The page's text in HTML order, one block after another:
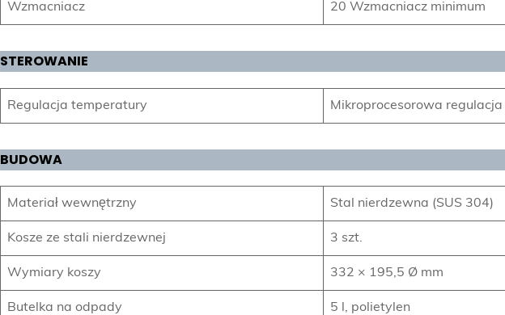
Wzmacniacz 20 Wzmacniacz minimum
STEROWANIE
Regulacja temperatury Mikroprocesorowa regulacja
BUDOWA
Materiał wewnętrzny Stal nierdzewna (SUS 304)
Kosze ze stali nierdzewnej 3 szt.
Wymiary koszy 332 × 195,5 Ø mm
Butelka na odpady 5 l, polietylen